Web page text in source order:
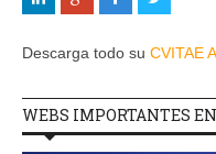
Descarga todo su CVITAE
WEBS IMPORTANTES